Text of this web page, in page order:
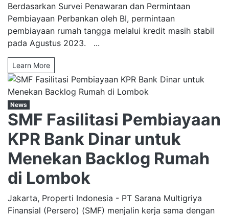
Berdasarkan Survei Penawaran dan Permintaan
Pembiayaan Perbankan oleh BI, permintaan
pembiayaan rumah tangga melalui kredit masih stabil
pada Agustus 2023. ...
Learn More
News
SMF Fasilitasi Pembiayaan
KPR Bank Dinar untuk
Menekan Backlog Rumah
di Lombok
Jakarta, Properti Indonesia - PT Sarana Multigriya
Finansial (Persero) (SMF) menjalin kerja sama dengan